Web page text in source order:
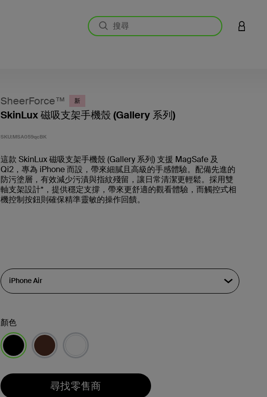
登入您
SheerForce™ 新
SkinLux 磁吸支架手機殼 (Gallery 系列)
SKU:MSA059qcBK
這款 SkinLux 磁吸支架手機殼 (Gallery 系列) 支援 MagSafe 及
Qi2，專為 iPhone 而設，帶來細膩且高級的手感體驗。配備先進的
防污塗層，有效減少污漬與指紋殘留，讓日常清潔更輕鬆。採用雙
軸支架設計*，提供穩定支撐，帶來更舒適的觀看體驗，而觸控式相
機控制按鈕則確保精準靈敏的操作回饋。
顏色
尋找零售商